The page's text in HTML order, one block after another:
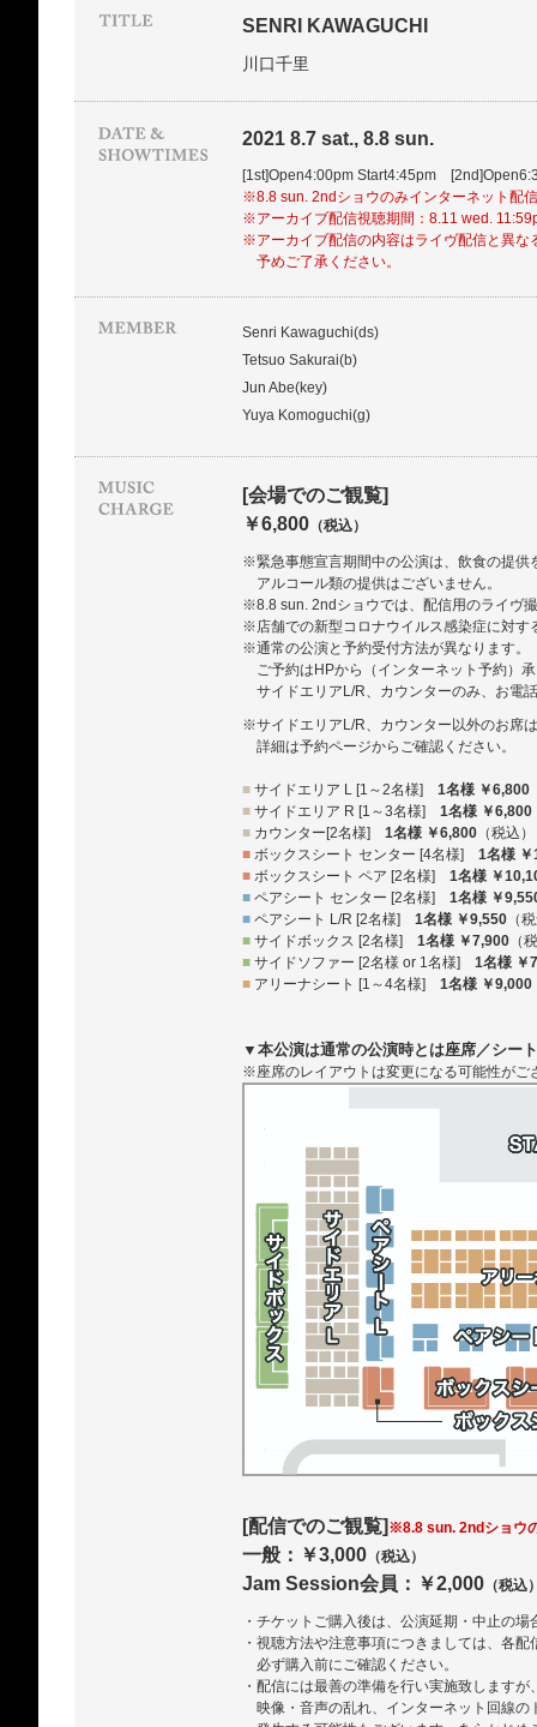
SENRI KAWAGUCHI
川口千里
2021 8.7 sat., 8.8 sun.
[1st]Open4:00pm Start4:45pm
※8.8 sun. 2ndショウのみインターネット配
※アーカイブ配信視聴期間：8.11 wed.
※アーカイブ配信の内容はライヴ配信と異な
予めご了承ください。
Senri Kawaguchi(ds)
Tetsuo Sakurai(b)
Jun Abe(key)
Yuya Komoguchi(g)
[会場でのご観覧]
￥6,800 （税込）
※緊急事態宣言期間中の公演は、飲食の提供
アルコール類の提供はございません。
※8.8 sun. 2ndショウでは、配信用のライヴ
※店舗での新型コロナウイルス感染症に対す
※通常の公演と予約受付方法が異なります。
ご予約はHPから（インターネット予約）
サイドエリアL/R、カウンターのみ、お電
※サイドエリアL/R、カウンター以外のお席
詳細は予約ページからご確認ください。
■ サイドエリア L [1～2名様] 1名様 ￥6,800
■ サイドエリア R [1～3名様] 1名様 ￥6,800
■ カウンター[2名様] 1名様 ￥6,800 （税込）
■ ボックスシート センター [4名様] 1名様
■ ボックスシート ペア [2名様] 1名様 ￥
■ ペアシート センター [2名様] 1名様 ￥
■ ペアシート L/R [2名様] 1名様 ￥9,550 （
■ サイドボックス [2名様] 1名様 ￥7,900 （
■ サイドソファー [2名様 or 1名様] 1名様 ￥
■ アリーナシート [1～4名様] 1名様 ￥9,000
▼本公演は通常の公演時とは座席／シー
※座席のレイアウトは変更になる可能性がご
[配信でのご観覧] ※8.8 sun. 2ndショウ
一般：￥3,000 （税込）
Jam Session会員：￥2,000 （税込
・チケットご購入後は、公演延期・中止の
・視聴方法や注意事項につきましては、各
必ず購入前にご確認ください。
・配信には最善の準備を行い実施致します
映像・音声の乱れ、インターネット回線